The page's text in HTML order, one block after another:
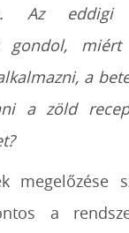
Az eddigi
gondol, miért
a
a zöld
megelőzése
a